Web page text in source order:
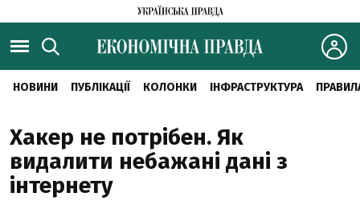
НОВИНИ ПУБЛІКАЦІЇ КОЛОНКИ ІНФРАСТРУКТУРА
Хакер не потрібен. Як
видалити небажані дані з
інтернету